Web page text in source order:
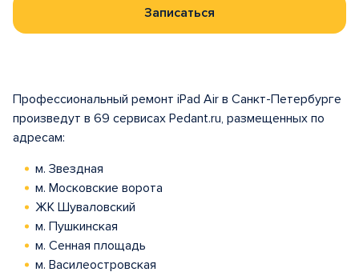
Записаться
Профессиональный ремонт iPad Air в Санкт-Петербурге
произведут в 69 сервисах Pedant.ru, размещенных по
адресам:
м. Звездная
м. Московские ворота
ЖК Шуваловский
м. Пушкинская
м. Сенная площадь
м. Василеостровская